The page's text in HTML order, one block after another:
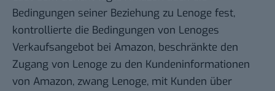
Bedingungen seiner Beziehung zu Lenoge fest,
kontrollierte die Bedingungen von Lenoges
Verkaufsangebot bei Amazon, beschränkte den
Zugang von Lenoge zu den Kundeninformationen
von Amazon, zwang Lenoge, mit Kunden über